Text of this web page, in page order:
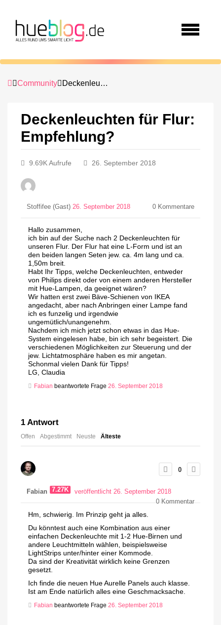
Community Deckenleuchten für Flur: Empfehlung?
Deckenleuchten für Flur:
Empfehlung?
9.69K Aufrufe 26. September 2018
Stoffifee (Gast) 26. September 2018 0 Kommentare
Hallo zusammen,
ich bin auf der Suche nach 2 Deckenleuchten für
unseren Flur. Der Flur hat eine L-Form und ist an
den beiden langen Seten jew. ca. 4m lang und ca.
1,50m breit.
Habt Ihr Tipps, welche Deckenleuchten, entweder
von Philips direkt oder von einem anderen Hersteller
mit Hue-Lampen, da geeignet wären?
Wir hatten erst zwei Bäve-Schienen von IKEA
angedacht, aber nach Anbringen einer Lampe fand
ich es funzelig und irgendwie
ungemütlich/unangenehm.
Nachdem ich mich jetzt schon etwas in das Hue-
System eingelesen habe, bin ich sehr begeistert. Die
verschiedenen Möglichkeiten zur Steuerung und der
jew. Lichtatmosphäre haben es mir angetan.
Schonmal vielen Dank für Tipps!
LG, Claudia
Fabian beantwortete Frage 26. September 2018
1 Antwort
Offen Abgestimmt Neuste Älteste
0
Fabian 7.27K
veröffentlicht 26. September 2018
0Kommentar
Hm, schwierig. Im Prinzip geht ja alles.
Du könntest auch eine Kombination aus einer
einfachen Deckenleuchte mit 1-2 Hue-Birnen und
andere Leuchtmitteln wählen, beispielsweise
LightStrips unter/hinter einer Kommode.
Da sind der Kreativität wirklich keine Grenzen
gesetzt.
Ich finde die neuen Hue Aurelle Panels auch klasse.
Ist am Ende natürlich alles eine Geschmacksache.
Fabian beantwortete Frage 26. September 2018